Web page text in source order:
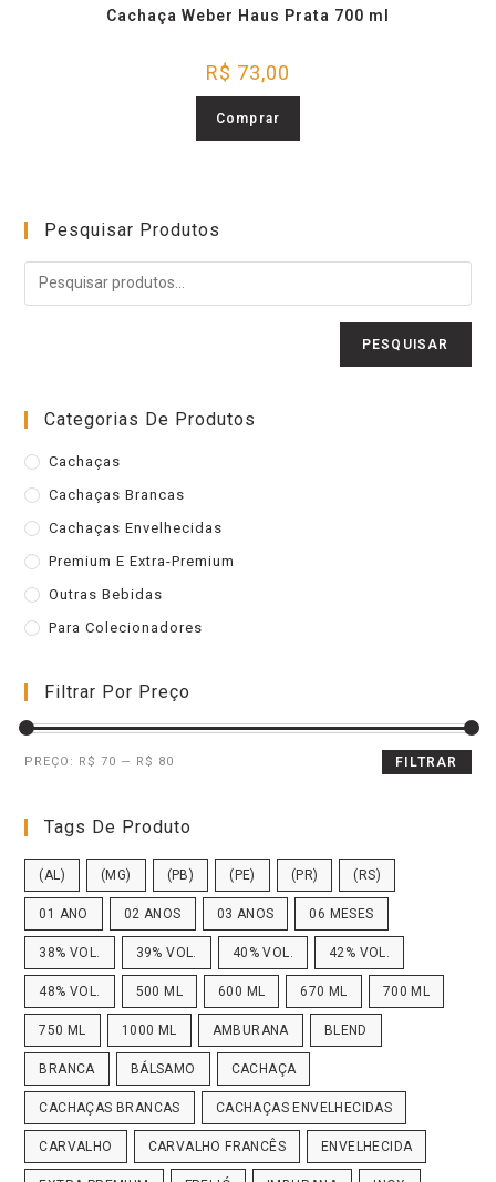
Cachaça Weber Haus Prata 700 ml
R$ 73,00
Comprar
Pesquisar Produtos
PESQUISAR
Categorias De Produtos
Cachaças
Cachaças Brancas
Cachaças Envelhecidas
Premium E Extra-Premium
Outras Bebidas
Para Colecionadores
Filtrar Por Preço
FILTRAR
PREÇO: R$ 70 — R$ 80
Tags De Produto
(AL) (MG) (PB) (PE) (PR) (RS)
01 ANO 02 ANOS 03 ANOS 06 MESES
38% VOL. 39% VOL. 40% VOL. 42% VOL.
48% VOL. 500 ML 600 ML 670 ML 700 ML
750 ML 1000 ML AMBURANA BLEND
BRANCA BÁLSAMO CACHAÇA
CACHAÇAS BRANCAS CACHAÇAS ENVELHECIDAS
CARVALHO CARVALHO FRANCÊS ENVELHECIDA